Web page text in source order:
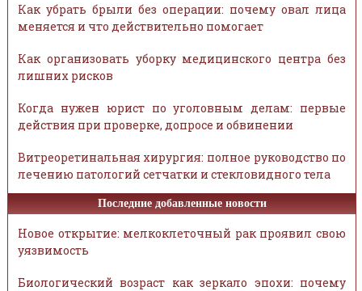
Как убрать брыли без операции: почему овал лица
меняется и что действительно помогает
Как организовать уборку медицинского центра без
лишних рисков
Когда нужен юрист по уголовным делам: первые
действия при проверке, допросе и обвинении
Витреоретинальная хирургия: полное руководство по
лечению патологий сетчатки и стекловидного тела
Последние добавленные новости
Новое открытие: мелкоклеточный рак проявил свою
уязвимость
Биологический возраст как зеркало эпохи: почему